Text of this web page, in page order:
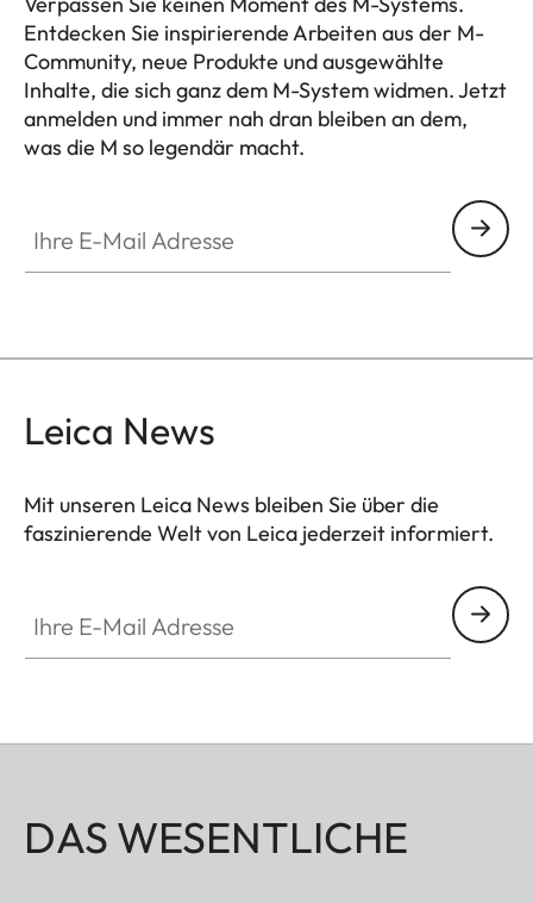
Entdecken Sie inspirierende Arbeiten aus der M-
Community, neue Produkte und ausgewählte
Inhalte, die sich ganz dem M-System widmen. Jetzt
anmelden und immer nah dran bleiben an dem,
was die M so legendär macht.
Leica News
Mit unseren Leica News bleiben Sie über die
faszinierende Welt von Leica jederzeit informiert.
DAS WESENTLICHE